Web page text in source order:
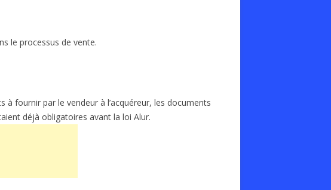
le processus de vente.
fournir par le vendeur à l’acquéreur, les documents
déjà obligatoires avant la loi Alur.